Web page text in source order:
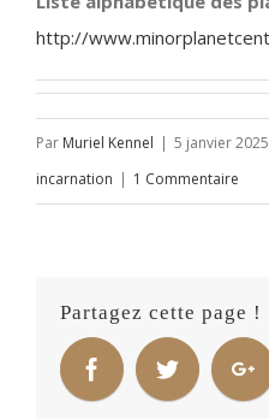
http://
Par Muriel Kennel | 5 janvier 2025
incarnation | 1 Commentaire
Partagez cette page !